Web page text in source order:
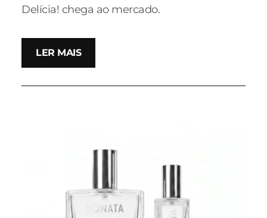
Delícia! chega ao mercado.
LER MAIS